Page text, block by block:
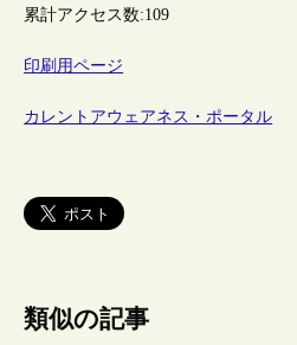
累計アクセス数:109
印刷用ページ
カレントアウェアネス・ポータル
類似の記事